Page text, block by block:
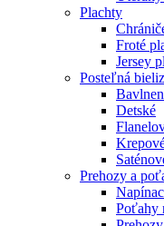
Plachty
Froté
Jersey
Posteľná
Detské
Prehozy a
Poťahy